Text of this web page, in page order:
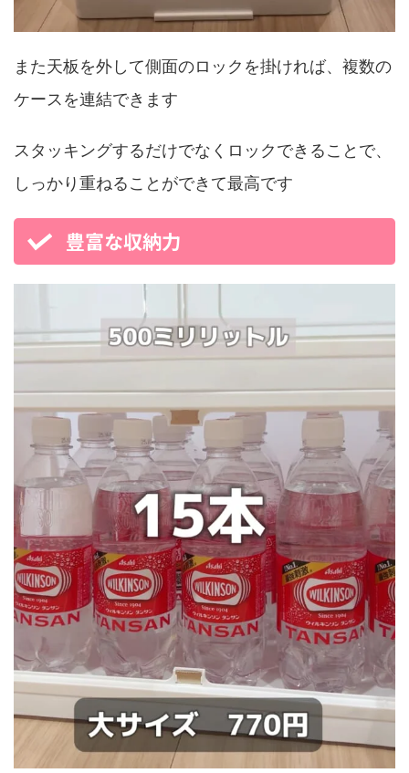
また天板を外して側面のロックを掛ければ、複数の
ケースを連結できます
スタッキングするだけでなくロックできることで、
しっかり重ねることができて最高です
豊富な収納力